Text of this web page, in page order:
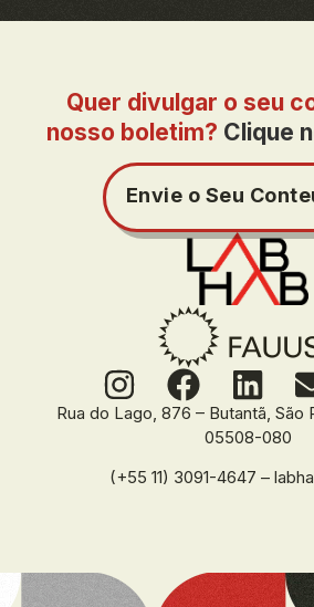
Rua do Lago, 876 – Butantã, São
05508-080
(+55 11) 3091-4647 –
Quer divulgar o seu
nosso boletim? Clique
Envie o Seu